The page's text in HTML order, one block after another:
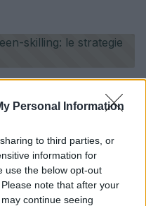
Personal Information
to third parties, or
information for
use the below opt-out
note that after your
continue seeing
skilling: le strategie